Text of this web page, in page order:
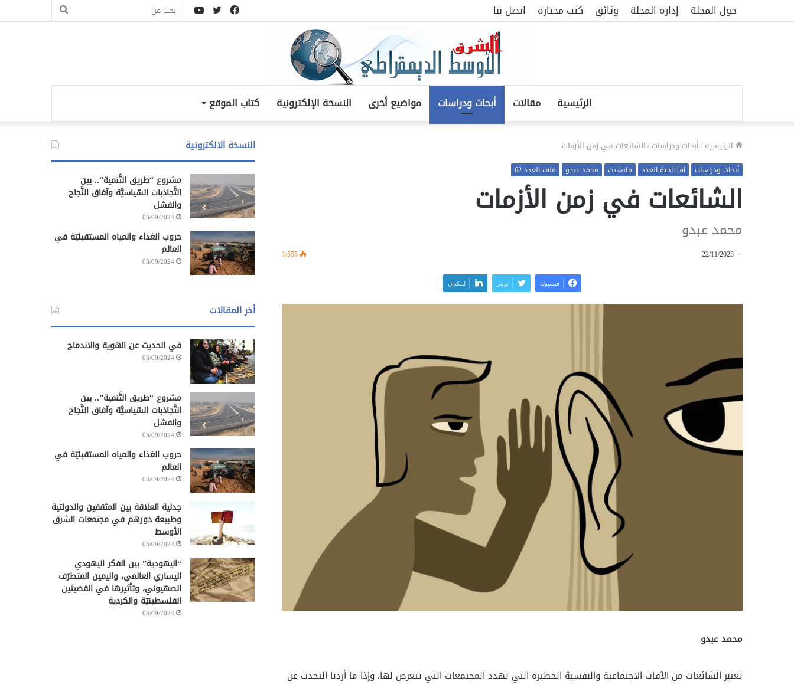
حول المجلة إدارة المجلة وثائق كتب مختارة اتصل بنا
بحث
يوتيوبتويتر
فيسبوك
الرئيسية مقالات أبحاث ودراسات مواضيع أخرى النسخة الإلكترونية كتاب الموقع
الرئيسية/أبحاث ودراسات/الشائعات في زمن الأزمات
أبحاث ودراسات افتتاحية العدد مانشيت محمد عبدو ملف العدد 62
الشائعات في زمن الأزمات
محمد عبدو
22/11/2023 1٬555
فيسبوك تويتر لينكدإن
محمد عبدو
تعتبر الشائعات من الآفات الاجتماعية والنفسية الخطيرة التي تهدد المجتمعات التي تتعرض لها، وإذا ما أردنا التحدث عن
النسخة الالكترونية
مشروع “طريق التَّنمية”.. بين
التَّجاذبات السِّياسيَّة وآفاق النَّجاح
والفشل
03/09/2024
حروب الغذاء والمياه المستقبليّة في
العالم
03/09/2024
أخر المقالات
في الحديث عن الهوية والاندماج
03/09/2024
مشروع “طريق التَّنمية”.. بين
التَّجاذبات السِّياسيَّة وآفاق النَّجاح
والفشل
03/09/2024
حروب الغذاء والمياه المستقبليّة في
العالم
03/09/2024
جدلية العلاقة بين المثقفين والدولتية
وطبيعة دورهم في مجتمعات الشرق
الأوسط
03/09/2024
“اليهودية” بين الفكر اليهودي
اليساري العالمي، واليمين المتطرّف
الصهيوني، وتأثيرها في القضيتَين
الفلسطينيّة والكردية
03/09/2024